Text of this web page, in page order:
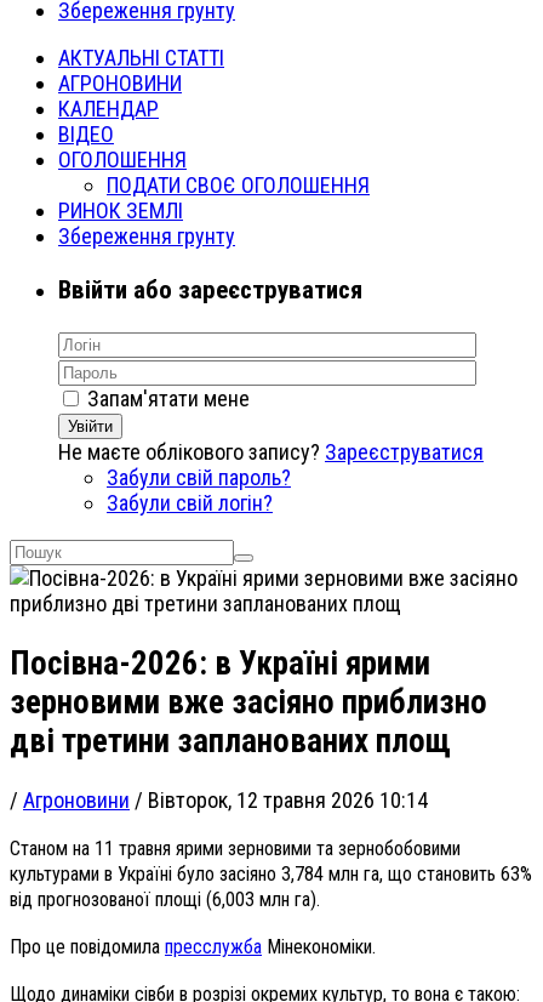
Збереження грунту
АКТУАЛЬНІ СТАТТІ
АГРОНОВИНИ
КАЛЕНДАР
ВІДЕО
ОГОЛОШЕННЯ
ПОДАТИ СВОЄ ОГОЛОШЕННЯ
РИНОК ЗЕМЛІ
Збереження грунту
Ввійти або зареєструватися
Запам'ятати мене
Увійти
Не маєте облікового запису? Зареєструватися
Забули свій пароль?
Забули свій логін?
Посівна-2026: в Україні ярими
зерновими вже засіяно приблизно
дві третини запланованих площ
/ Агроновини / Вівторок, 12 травня 2026 10:14
Станом на 11 травня ярими зерновими та зернобобовими
культурами в Україні було засіяно 3,784 млн га, що становить 63%
від прогнозованої площі (6,003 млн га).
Про це повідомила пресслужба Мінекономіки.
Щодо динаміки сівби в розрізі окремих культур, то вона є такою: